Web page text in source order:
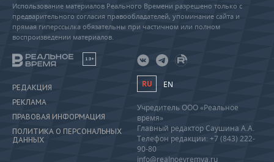
Использование материалов Реального Времени разрешено только с
предварительного согласия правообладателей, упоминание сайта и
прямая гиперссылка обязательны при частичном или полном
воспроизведении материалов.
18+
РЕДАКЦИЯ
РЕКЛАМА
ПРАВОВАЯ ИНФОРМАЦИЯ
ПОЛИТИКА О ПЕРСОНАЛЬНЫХ
ДАННЫХ
RU EN
Учредитель ООО «Реальное
время»
Главный редактор Саушина А.А.
Телефон редакции: +7 (843) 222-
90-80
info@realnoevremya.ru